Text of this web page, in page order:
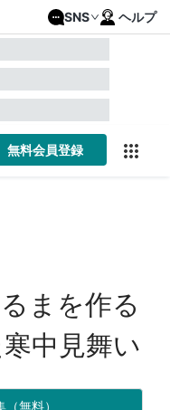
SNS ヘルプ
無料会員登録
まを作る
中見舞い
無料）